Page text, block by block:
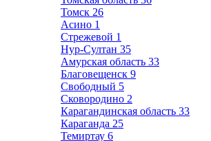
Томск 26
Асино 1
Стрежевой 1
Нур-Султан 35
Амурская область 33
Благовещенск 9
Свободный 5
Сковородино 2
Карагандинская область 33
Караганда 25
Темиртау 6